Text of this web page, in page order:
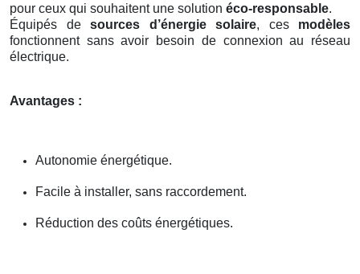
pour ceux qui souhaitent une solution éco-responsable.
Équipés de sources d’énergie solaire, ces modèles
fonctionnent sans avoir besoin de connexion au réseau
électrique.
Avantages :
Autonomie énergétique.
Facile à installer, sans raccordement.
Réduction des coûts énergétiques.